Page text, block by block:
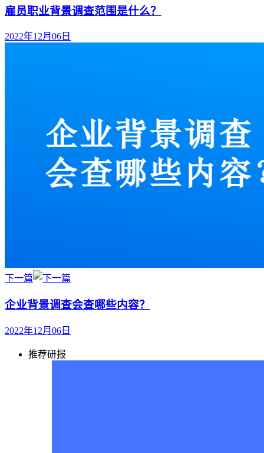
雇员职业背景调查范围是什么？
2022年12月06日
下一篇
企业背景调查会查哪些内容？
2022年12月06日
推荐研报